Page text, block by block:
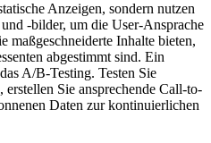
Anzeigen, sondern nutzen
und -bilder, um die User-Ansprache
maßgeschneiderte Inhalte bieten,
abgestimmt sind. Ein
A/B-Testing. Testen Sie
Sie ansprechende Call-to-
Daten zur kontinuierlichen